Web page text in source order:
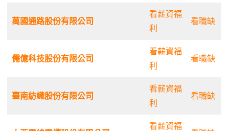
萬國通路股份有限公司
看薪資福
利
看職缺
儒億科技股份有限公司
看薪資福
利
看職缺
臺南紡織股份有限公司
看薪資福
利
看職缺
看薪資福